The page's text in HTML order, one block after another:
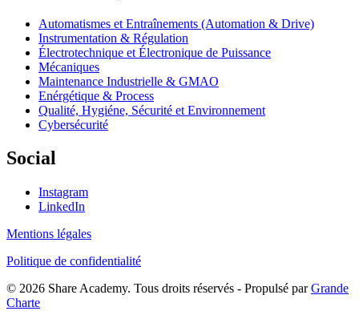
Automatismes et Entraînements (Automation & Drive)
Instrumentation & Régulation
Électrotechnique et Électronique de Puissance
Mécaniques
Maintenance Industrielle & GMAO
Enérgétique & Process
Qualité, Hygiéne, Sécurité et Environnement
Cybersécurité
Social
Instagram
LinkedIn
Mentions légales
Politique de confidentialité
© 2026 Share Academy. Tous droits réservés - Propulsé parGrande
Charte